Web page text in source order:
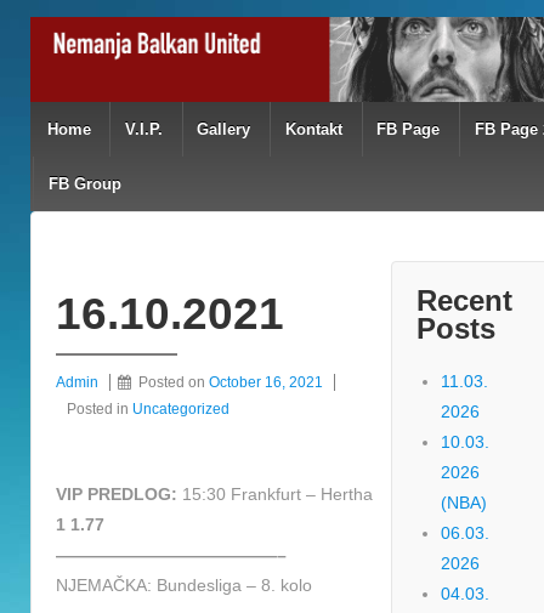
Home V.I.P. Gallery Kontakt FB Page FB Page
FB Group
16.10.2021
Admin Posted on October 16, 2021
Posted in Uncategorized
VIP PREDLOG: 15:30 Frankfurt – Hertha
1 1.77
—————————————–
NJEMAČKA: Bundesliga – 8. kolo
Recent
Posts
11.03.
2026
10.03.
2026
(NBA)
06.03.
2026
04.03.